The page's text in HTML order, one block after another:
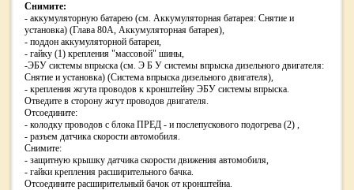
Снимите:
- аккумуляторную батарею (см. Аккумуляторная батарея: Снятие и
установка) (Глава 80A, Аккумуляторная батарея),
- поддон аккумуляторной батареи,
- гайку (1) крепления "массовой" шины,
-ЭБУ системы впрыска (см. Э Б У системы впрыска дизельного двигателя:
Снятие и установка) (Система впрыска дизельного двигателя),
- крепления жгута проводов к кронштейну ЭБУ системы впрыска.
Отведите в сторону жгут проводов двигателя.
Отсоедините:
- колодку проводов с блока ПРЕД - и послепускового подогрева (2) ,
- разъем датчика скорости автомобиля.
Снимите:
- защитную крышку датчика скорости движения автомобиля,
- гайки крепления расширительного бачка.
Отсоедините расширительный бачок от кронштейна.